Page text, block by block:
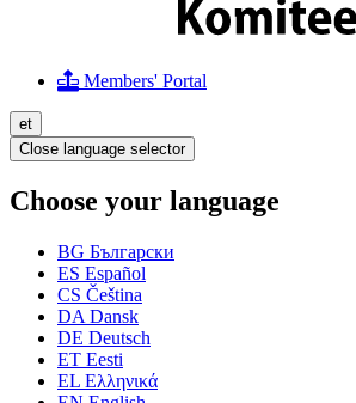
Members' Portal
et
Close language selector
Choose your language
BG Български
ES Español
CS Čeština
DA Dansk
DE Deutsch
ET Eesti
EL Ελληνικά